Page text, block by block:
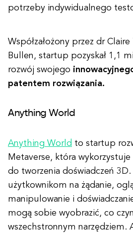
potrzeby indywidualnego
Współzałożony przez dr
Bullen, startup pozyskał 1,1
rozwój swojego
patentem rozwiązania.
Anything World
Anything World to startup
Metaverse, która
do tworzenia doświadczeń
użytkownikom na żądanie,
manipulowanie i
mogą sobie wyobrazić, co
wszechstronnym narzędziem.